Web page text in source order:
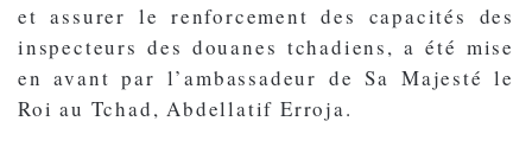
et assurer le renforcement des capacités des
inspecteurs des douanes tchadiens, a été mise
en avant par l’ambassadeur de Sa Majesté le
Roi au Tchad, Abdellatif Erroja.